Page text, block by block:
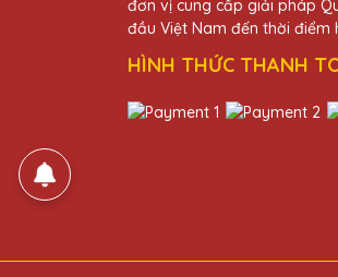
27/11/
Sản
đơn vị cung cấp giải pháp
đầu Việt Nam đến thời điểm
HÌNH THỨC THANH